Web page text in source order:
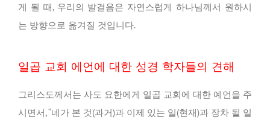
게 될 때, 우리의 발걸음은 자연스럽게 하나님께서 원하시
는 방향으로 옮겨질 것입니다.
일곱 교회 에언에 대한 성경 학자들의 견해
그리스도께서는 사도 요한에게 일곱 교회에 대한 예언을 주
시면서, “네가 본 것(과거)과 이제 있는 일(현재)과 장차 될 일